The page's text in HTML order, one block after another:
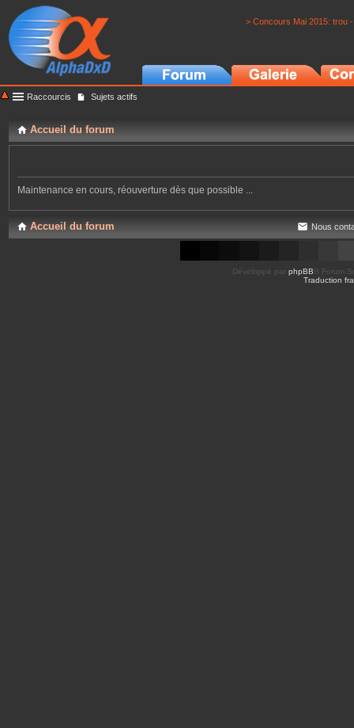
> Concours Mai 2015: trou
Raccourcis Sujets actifs
Accueil du forum
Maintenance en cours, réouverture dès que possible ...
Accueil du forum Nous
Développé par phpBB ® Forum
Traduction